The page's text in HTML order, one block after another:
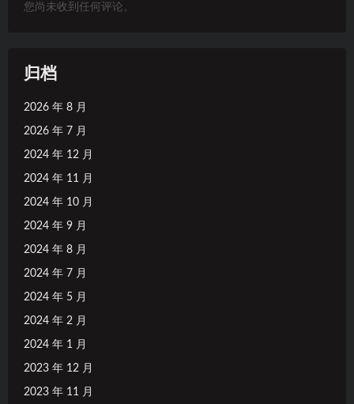
您尚未收到任何评论。
归档
2026 年 8 月
2026 年 7 月
2024 年 12 月
2024 年 11 月
2024 年 10 月
2024 年 9 月
2024 年 8 月
2024 年 7 月
2024 年 5 月
2024 年 2 月
2024 年 1 月
2023 年 12 月
2023 年 11 月